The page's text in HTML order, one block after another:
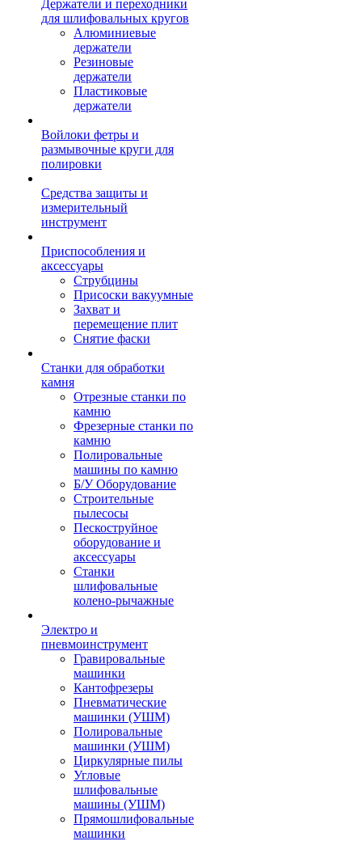
Держатели и переходники
для шлифовальных кругов
Алюминиевые
держатели
Резиновые
держатели
Пластиковые
держатели
Войлоки фетры и
размывочные круги для
полировки
Средства защиты и
измерительный
инструмент
Приспособления и
аксессуары
Струбцины
Присоски вакуумные
Захват и
перемещение плит
Снятие фаски
Станки для обработки
камня
Отрезные станки по
камню
Фрезерные станки по
камню
Полировальные
машины по камню
Б/У Оборудование
Строительные
пылесосы
Пескоструйное
оборудование и
аксессуары
Станки
шлифовальные
колено-рычажные
Электро и
пневмоинструмент
Гравировальные
машинки
Кантофрезеры
Пневматические
машинки (УШМ)
Полировальные
машинки (УШМ)
Циркулярные пилы
Угловые
шлифовальные
машины (УШМ)
Прямошлифовальные
машинки